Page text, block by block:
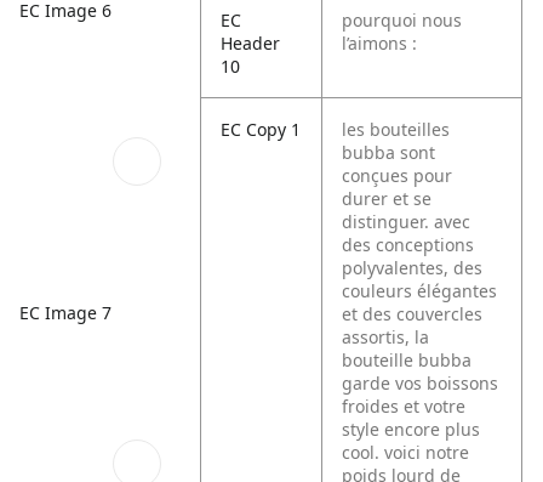
EC Image 6
EC Image 7
EC
Header
10
pourquoi nous
l’aimons :
EC Copy 1
les bouteilles
bubba sont
conçues pour
durer et se
distinguer. avec
des conceptions
polyvalentes, des
couleurs élégantes
et des couvercles
assortis, la
bouteille bubba
garde vos boissons
froides et votre
style encore plus
cool. voici notre
poids lourd de